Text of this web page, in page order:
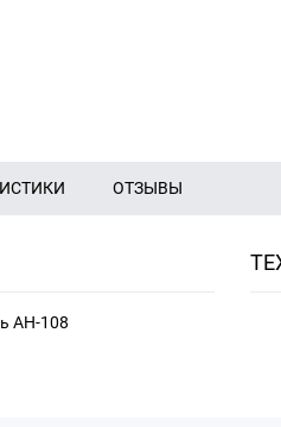
ОТЗЫВЫ
AH-108